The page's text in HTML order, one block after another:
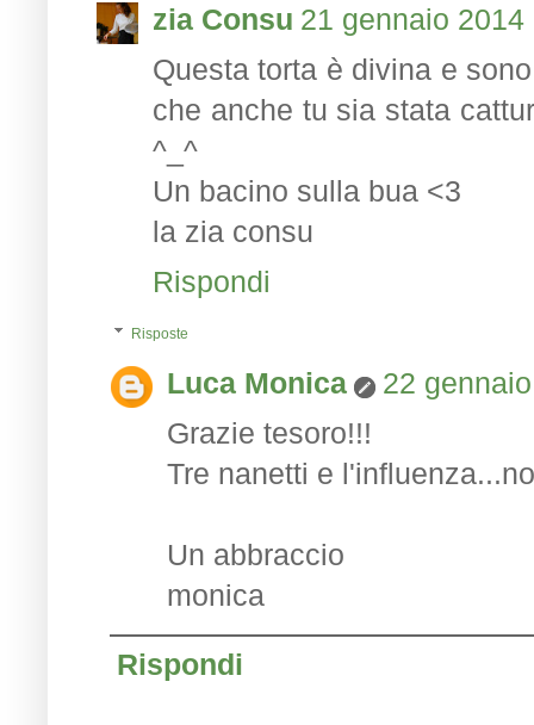
zia Consu 21 gennaio
Questa torta è divina e
che anche tu sia stata
^_^
Un bacino sulla bua <3
la zia consu
Rispondi
Risposte
Luca Monica
22
Grazie tesoro!!!
Tre nanetti e
Un abbraccio
monica
Rispondi